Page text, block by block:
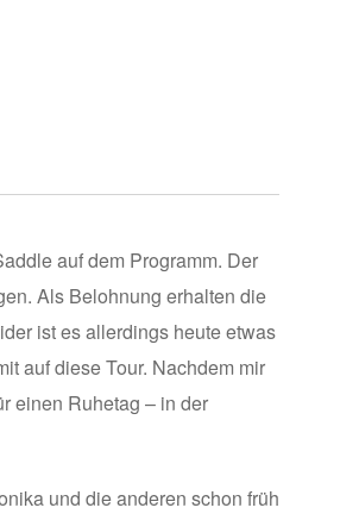
auf dem Programm. Der
Als Belohnung erhalten die
ist es allerdings heute etwas
auf diese Tour. Nachdem mir
einen Ruhetag – in der
und die anderen schon früh